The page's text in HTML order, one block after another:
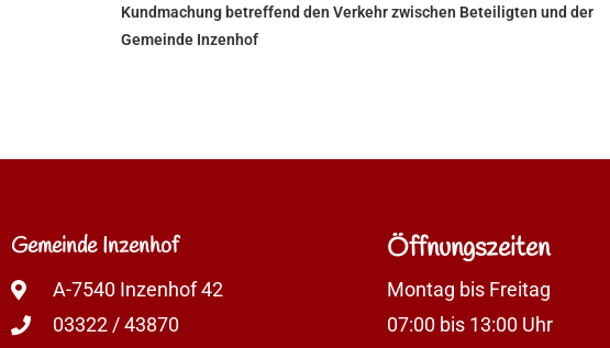
Kundmachung betreffend den Verkehr zwischen Beteiligten und der
Gemeinde Inzenhof
Gemeinde Inzenhof
A-7540 Inzenhof 42
03322 / 43870
Öffnungszeiten
Montag bis Freitag
07:00 bis 13:00 Uhr